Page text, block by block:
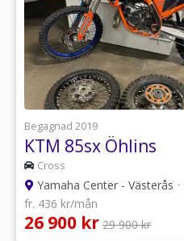
Begagnad 2019
KTM 85sx Öhlins
Cross
Yamaha Center - Västerås •
fr. 436 kr/mån
26 900 kr 29 900 kr